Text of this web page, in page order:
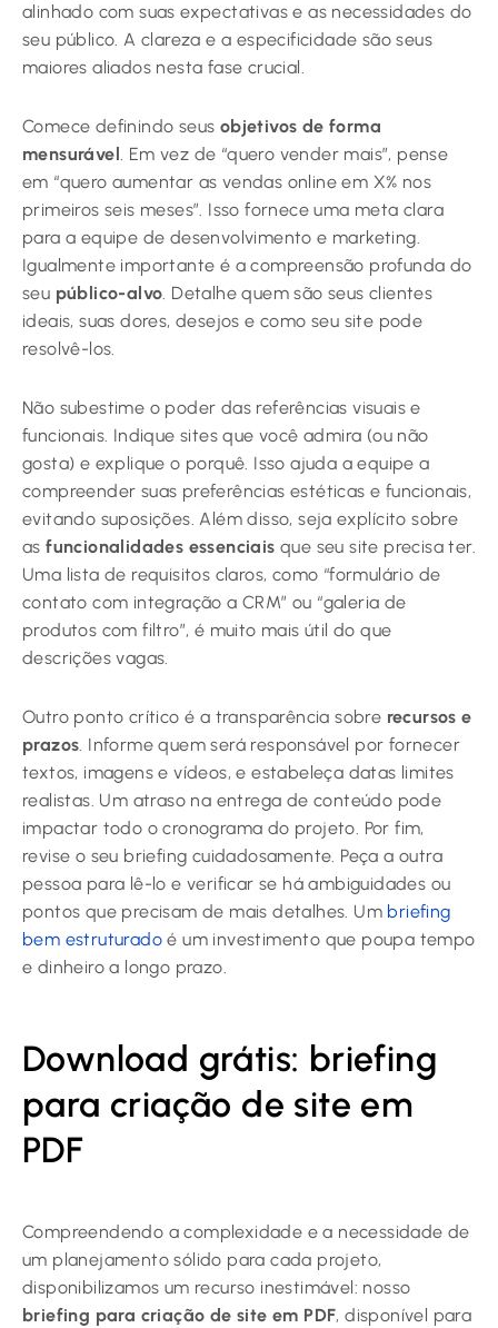
alinhado com suas expectativas e as necessidades do
seu público. A clareza e a especificidade são seus
maiores aliados nesta fase crucial.
Comece definindo seus objetivos de forma
mensurável. Em vez de “quero vender mais”, pense
em “quero aumentar as vendas online em X% nos
primeiros seis meses”. Isso fornece uma meta clara
para a equipe de desenvolvimento e marketing.
Igualmente importante é a compreensão profunda do
seu público-alvo. Detalhe quem são seus clientes
ideais, suas dores, desejos e como seu site pode
resolvê-los.
Não subestime o poder das referências visuais e
funcionais. Indique sites que você admira (ou não
gosta) e explique o porquê. Isso ajuda a equipe a
compreender suas preferências estéticas e funcionais,
evitando suposições. Além disso, seja explícito sobre
asfuncionalidades essenciais que seu site precisa ter.
Uma lista de requisitos claros, como “formulário de
contato com integração a CRM” ou “galeria de
produtos com filtro”, é muito mais útil do que
descrições vagas.
Outro ponto crítico é a transparência sobre recursos e
prazos. Informe quem será responsável por fornecer
textos, imagens e vídeos, e estabeleça datas limites
realistas. Um atraso na entrega de conteúdo pode
impactar todo o cronograma do projeto. Por fim,
revise o seu briefing cuidadosamente. Peça a outra
pessoa para lê-lo e verificar se há ambiguidades ou
pontos que precisam de mais detalhes. Um briefing
bem estruturado é um investimento que poupa tempo
e dinheiro a longo prazo.
Download grátis: briefing
para criação de site em
PDF
Compreendendo a complexidade e a necessidade de
um planejamento sólido para cada projeto,
disponibilizamos um recurso inestimável: nosso
briefing para criação de site em PDF, disponível para